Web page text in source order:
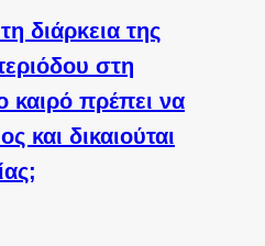
διάρκεια της
στη
καιρό πρέπει να
και δικαιούται